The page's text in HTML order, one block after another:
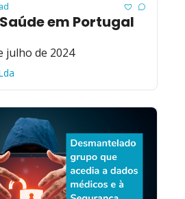
em Portugal
julho de 2024